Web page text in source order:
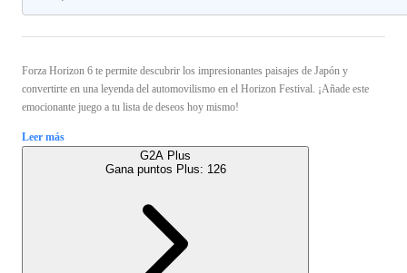
Forza Horizon 6 te permite descubrir los impresionantes paisajes de Japón y
convertirte en una leyenda del automovilismo en el Horizon Festival. ¡Añade este
emocionante juego a tu lista de deseos hoy mismo!
Leer más
G2A Plus
Gana puntos Plus: 126